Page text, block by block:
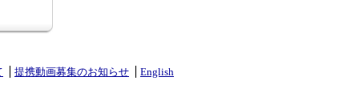
提携動画募集のお知らせ English